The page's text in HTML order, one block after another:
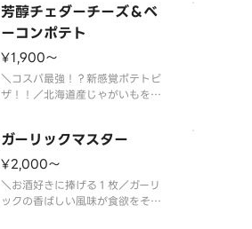
っぷり絡めたジューシーなビーフ
に、フレッシュなダイスオニオン
本来の美味しさを楽しんでもらう
ため、フレッシュレタ
芳醇チェダーチーズ＆ベ
ーコンポテト
¥1,900〜
＼コスパ最強！？新感覚ポテトピ
ザ！！／北海道産じゃがいもをた
ソースで仕上げた、満足感たっぷ
りのピザです。ベーコンやポテト
の美味しさを引き立て、コクがあ
りながらもさっぱりとした味わい
に仕上げました。芳醇
ガーリックマスター
¥2,000〜
＼お酒好きに捧げる１枚／ガーリ
ックの香ばしい風味が食欲をそそ